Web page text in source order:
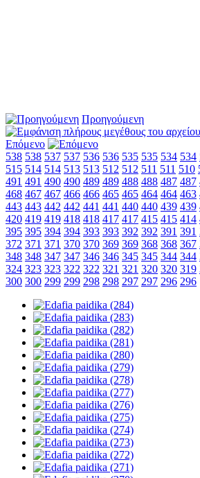
Προηγούμενη
Επόμενο
538 538 537 537 536 536 535 535 534 534
515 514 514 513 513 512 512 511 511 510
491 491 490 490 489 489 488 488 487 487
468 467 467 466 466 465 465 464 464 463
443 443 442 442 441 441 440 440 439 439
420 419 419 418 418 417 417 415 415 414
395 395 394 394 393 393 392 392 391 391
372 371 371 370 370 369 369 368 368 367
348 348 347 347 346 346 345 345 344 344
324 323 323 322 322 321 321 320 320 319
300 300 299 299 298 298 297 297 296 296